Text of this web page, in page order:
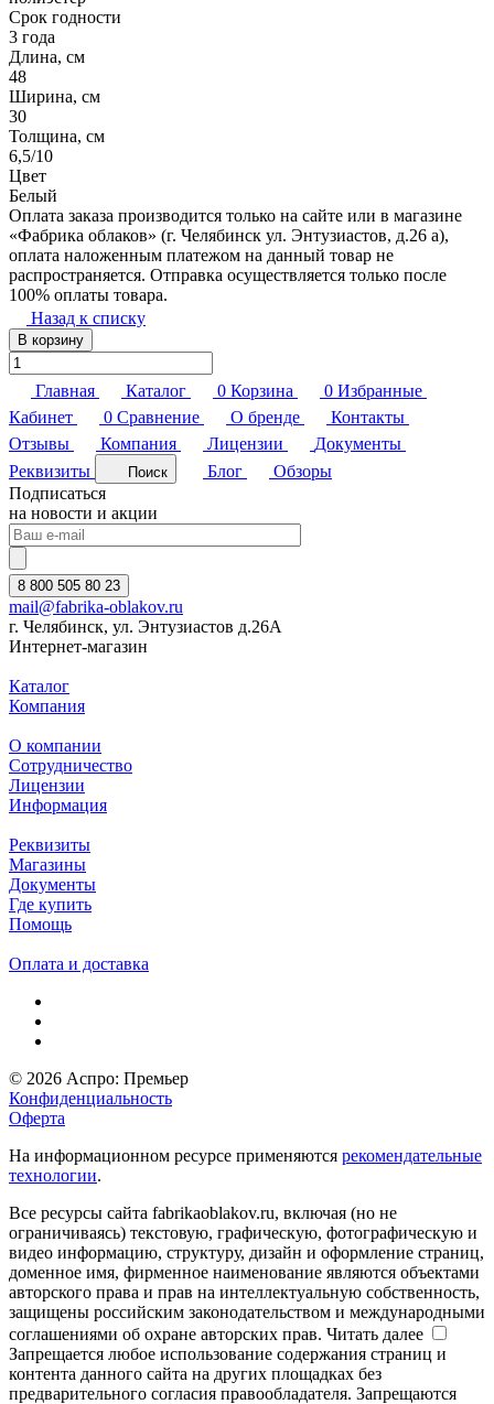
Срок годности
3 года
Длина, см
48
Ширина, см
30
Толщина, см
6,5/10
Цвет
Белый
Оплата заказа производится только на сайте или в магазине
«Фабрика облаков» (г. Челябинск ул. Энтузиастов, д.26 а),
оплата наложенным платежом на данный товар не
распространяется. Отправка осуществляется только после
100% оплаты товара.
Назад к списку
В корзину
Главная Каталог 0 Корзина 0 Избранные
Кабинет
0 Сравнение О бренде
Контакты
Отзывы
Компания Лицензии
Документы
Реквизиты
Поиск Блог
Обзоры
Подписаться
на новости и акции
8 800 505 80 23
mail@fabrika-oblakov.ru
г. Челябинск, ул. Энтузиастов д.26А
Интернет-магазин
Каталог
Компания
О компании
Сотрудничество
Лицензии
Информация
Реквизиты
Магазины
Документы
Где купить
Помощь
Оплата и доставка
© 2026 Аспро: Премьер
Конфиденциальность
Оферта
На информационном ресурсе применяются рекомендательные
технологии.
Все ресурсы сайта fabrikaoblakov.ru, включая (но не
ограничиваясь) текстовую, графическую, фотографическую и
видео информацию, структуру, дизайн и оформление страниц,
доменное имя, фирменное наименование являются объектами
авторского права и прав на интеллектуальную собственность,
защищены российским законодательством и международными
соглашениями об охране авторских прав. Читать далее
Запрещается любое использование содержания страниц и
контента данного сайта на других площадках без
предварительного согласия правообладателя. Запрещаются